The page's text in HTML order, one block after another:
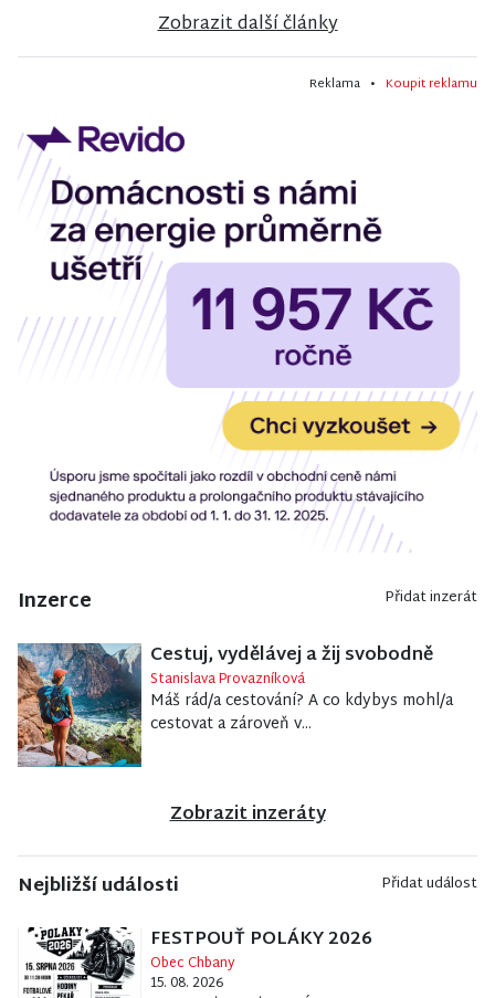
Zobrazit další články
Reklama • Koupit reklamu
Inzerce Přidat inzerát
Cestuj, vydělávej a žij svobodně
Stanislava Provazníková
Máš rád/a cestování? A co kdybys mohl/a
cestovat a zároveň v...
Zobrazit inzeráty
Nejbližší události Přidat událost
FESTPOUŤ POLÁKY 2026
Obec Chbany
15. 08. 2026